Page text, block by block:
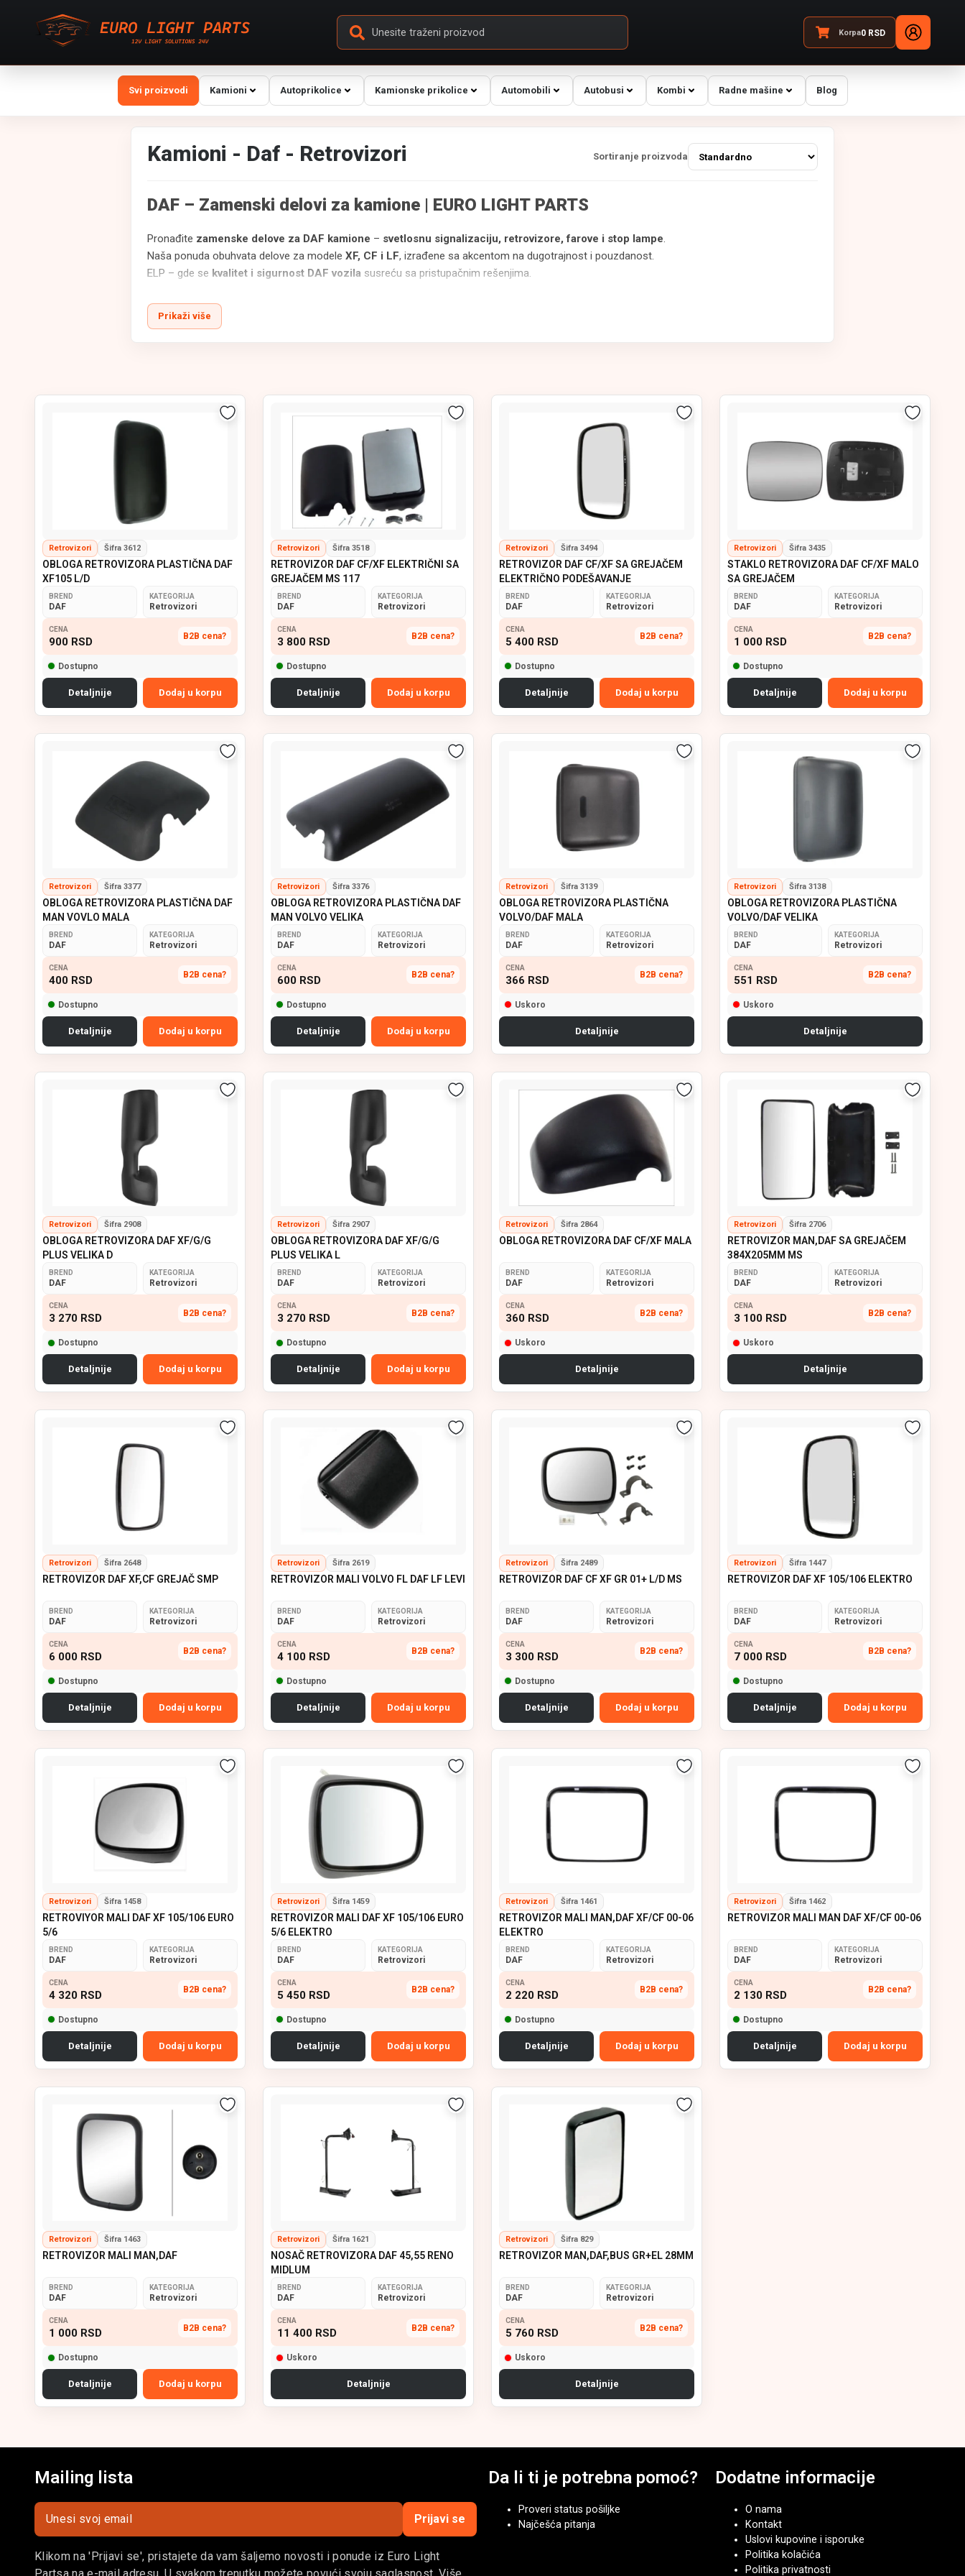
Korpa0RSD
Svi proizvodi Kamioni Autoprikolice Kamionske prikolice Automobili Autobusi Kombi Radne mašine Blog
Kamioni - Daf - Retrovizori Sortiranje proizvoda
DAF – Zamenski delovi za kamione | EURO LIGHT PARTS
Pronađite zamenske delove za DAF kamione – svetlosnu signalizaciju, retrovizore, farove i stop lampe.
Naša ponuda obuhvata delove za modele XF, CF i LF, izrađene sa akcentom na dugotrajnost i pouzdanost.
ELP – gde se kvalitet i sigurnost DAF vozila susreću sa pristupačnim rešenjima.
Retrovizori za kamione i kombije | Euro Light Parts
pouzdanost.
Dostupni su glavni, širokougaoni, grejani i bočni retrovizori
, kompatibilni sa velikim brojem modela teretnih i komercijalnih vozila.
ELP – pouzdani retrovizori za maksimalnu bezbednost u vožnji.
Prikaži više
Retrovizori Šifra 3612
OBLOGA RETROVIZORA PLASTIČNA DAF
XF105 L/D
BREND
DAF
KATEGORIJA
Retrovizori
CENA
900 RSD B2B cena?
Dostupno
Detaljnije Dodaj u korpu
Retrovizori Šifra 3518
RETROVIZOR DAF CF/XF ELEKTRIČNI SA
GREJAČEM MS 117
BREND
DAF
KATEGORIJA
Retrovizori
CENA
3 800 RSD B2B cena?
Dostupno
Detaljnije Dodaj u korpu
Retrovizori Šifra 3494
RETROVIZOR DAF CF/XF SA GREJAČEM
ELEKTRIČNO PODEŠAVANJE
BREND
DAF
KATEGORIJA
Retrovizori
CENA
5 400 RSD B2B cena?
Dostupno
Detaljnije Dodaj u korpu
Retrovizori Šifra 3435
STAKLO RETROVIZORA DAF CF/XF MALO
SA GREJAČEM
BREND
DAF
KATEGORIJA
Retrovizori
CENA
1 000 RSD B2B cena?
Dostupno
Detaljnije Dodaj u korpu
Retrovizori Šifra 3377
OBLOGA RETROVIZORA PLASTIČNA DAF
MAN VOVLO MALA
BREND
DAF
KATEGORIJA
Retrovizori
CENA
400 RSD B2B cena?
Dostupno
Detaljnije Dodaj u korpu
Retrovizori Šifra 3376
OBLOGA RETROVIZORA PLASTIČNA DAF
MAN VOLVO VELIKA
BREND
DAF
KATEGORIJA
Retrovizori
CENA
600 RSD B2B cena?
Dostupno
Detaljnije Dodaj u korpu
Retrovizori Šifra 3139
OBLOGA RETROVIZORA PLASTIČNA
VOLVO/DAF MALA
BREND
DAF
KATEGORIJA
Retrovizori
CENA
366 RSD B2B cena?
Uskoro
Detaljnije
Retrovizori Šifra 3138
OBLOGA RETROVIZORA PLASTIČNA
VOLVO/DAF VELIKA
BREND
DAF
KATEGORIJA
Retrovizori
CENA
551 RSD B2B cena?
Uskoro
Detaljnije
Retrovizori Šifra 2908
OBLOGA RETROVIZORA DAF XF/G/G
PLUS VELIKA D
BREND
DAF
KATEGORIJA
Retrovizori
CENA
3 270 RSD B2B cena?
Dostupno
Detaljnije Dodaj u korpu
Retrovizori Šifra 2907
OBLOGA RETROVIZORA DAF XF/G/G
PLUS VELIKA L
BREND
DAF
KATEGORIJA
Retrovizori
CENA
3 270 RSD B2B cena?
Dostupno
Detaljnije Dodaj u korpu
Retrovizori Šifra 2864
OBLOGA RETROVIZORA DAF CF/XF MALA
BREND
DAF
KATEGORIJA
Retrovizori
CENA
360 RSD B2B cena?
Uskoro
Detaljnije
Retrovizori Šifra 2706
RETROVIZOR MAN,DAF SA GREJAČEM
384X205MM MS
BREND
DAF
KATEGORIJA
Retrovizori
CENA
3 100 RSD B2B cena?
Uskoro
Detaljnije
Retrovizori Šifra 2648
RETROVIZOR DAF XF,CF GREJAČ SMP
BREND
DAF
KATEGORIJA
Retrovizori
CENA
6 000 RSD B2B cena?
Dostupno
Detaljnije Dodaj u korpu
Retrovizori Šifra 2619
RETROVIZOR MALI VOLVO FL DAF LF LEVI
BREND
DAF
KATEGORIJA
Retrovizori
CENA
4 100 RSD B2B cena?
Dostupno
Detaljnije Dodaj u korpu
Retrovizori Šifra 2489
RETROVIZOR DAF CF XF GR 01+ L/D MS
BREND
DAF
KATEGORIJA
Retrovizori
CENA
3 300 RSD B2B cena?
Dostupno
Detaljnije Dodaj u korpu
Retrovizori Šifra 1447
RETROVIZOR DAF XF 105/106 ELEKTRO
BREND
DAF
KATEGORIJA
Retrovizori
CENA
7 000 RSD B2B cena?
Dostupno
Detaljnije Dodaj u korpu
Retrovizori Šifra 1458
RETROVIYOR MALI DAF XF 105/106 EURO
5/6
BREND
DAF
KATEGORIJA
Retrovizori
CENA
4 320 RSD B2B cena?
Dostupno
Detaljnije Dodaj u korpu
Retrovizori Šifra 1459
RETROVIZOR MALI DAF XF 105/106 EURO
5/6 ELEKTRO
BREND
DAF
KATEGORIJA
Retrovizori
CENA
5 450 RSD B2B cena?
Dostupno
Detaljnije Dodaj u korpu
Retrovizori Šifra 1461
RETROVIZOR MALI MAN,DAF XF/CF 00-06
ELEKTRO
BREND
DAF
KATEGORIJA
Retrovizori
CENA
2 220 RSD B2B cena?
Dostupno
Detaljnije Dodaj u korpu
Retrovizori Šifra 1462
RETROVIZOR MALI MAN DAF XF/CF 00-06
BREND
DAF
KATEGORIJA
Retrovizori
CENA
2 130 RSD B2B cena?
Dostupno
Detaljnije Dodaj u korpu
Retrovizori Šifra 1463
RETROVIZOR MALI MAN,DAF
BREND
DAF
KATEGORIJA
Retrovizori
CENA
1 000 RSD B2B cena?
Dostupno
Detaljnije Dodaj u korpu
Retrovizori Šifra 1621
NOSAČ RETROVIZORA DAF 45,55 RENO
MIDLUM
BREND
DAF
KATEGORIJA
Retrovizori
CENA
11 400 RSD B2B cena?
Uskoro
Detaljnije
Retrovizori Šifra 829
RETROVIZOR MAN,DAF,BUS GR+EL 28MM
BREND
DAF
KATEGORIJA
Retrovizori
CENA
5 760 RSD B2B cena?
Uskoro
Detaljnije
Mailing lista
Prijavi se
Klikom na 'Prijavi se', pristajete da vam šaljemo novosti i ponude iz Euro Light
Da li ti je potrebna pomoć?
Proveri status pošiljke
Najčešća pitanja
Dodatne informacije
O nama
Kontakt
Uslovi kupovine i isporuke
Politika kolačića
Politika privatnosti